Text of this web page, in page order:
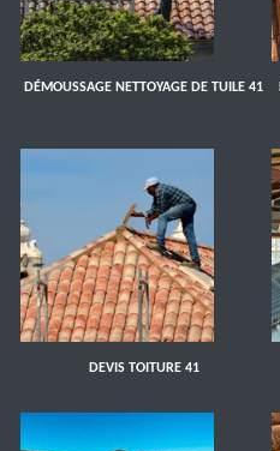
DÉMOUSSAGE NETTOYAGE DE TUILE 41
DEVIS TOITURE 41